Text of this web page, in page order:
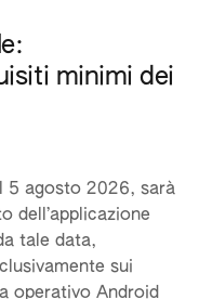
minimi dei
5 agosto 2026, sarà
dell’applicazione
tale data,
sui
operativo Android